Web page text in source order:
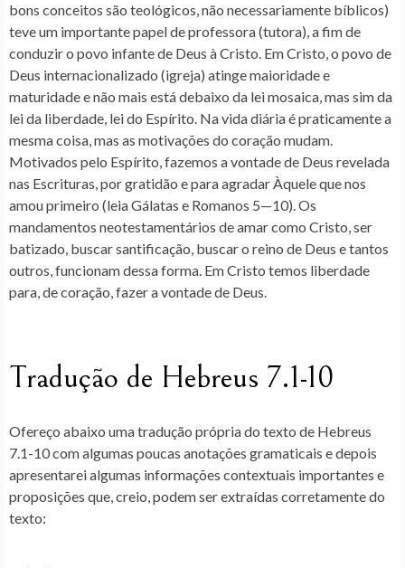
bons conceitos são teológicos, não necessariamente bíblicos)
teve um importante papel de professora (tutora), a fim de
conduzir o povo infante de Deus à Cristo. Em Cristo, o povo de
Deus internacionalizado (igreja) atinge maioridade e
maturidade e não mais está debaixo da lei mosaica, mas sim da
lei da liberdade, lei do Espírito. Na vida diária é praticamente a
mesma coisa, mas as motivações do coração mudam.
Motivados pelo Espírito, fazemos a vontade de Deus revelada
nas Escrituras, por gratidão e para agradar Àquele que nos
amou primeiro (leia Gálatas e Romanos 5—10). Os
mandamentos neotestamentários de amar como Cristo, ser
batizado, buscar santificação, buscar o reino de Deus e tantos
outros, funcionam dessa forma. Em Cristo temos liberdade
para, de coração, fazer a vontade de Deus.
Tradução de Hebreus 7.1-10
Ofereço abaixo uma tradução própria do texto de Hebreus
7.1-10 com algumas poucas anotações gramaticais e depois
apresentarei algumas informações contextuais importantes e
proposições que, creio, podem ser extraídas corretamente do
texto: